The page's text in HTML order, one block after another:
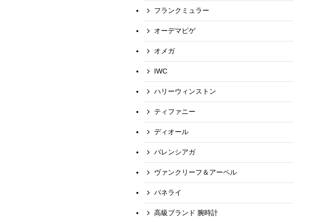
フランクミュラー
オーデマピゲ
オメガ
IWC
ハリーウィンストン
ティファニー
ディオール
バレンシアガ
ヴァンクリーフ＆アーペル
パネライ
高級ブランド 腕時計